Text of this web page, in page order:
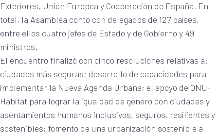
Exteriores, Unión Europea y Cooperación de España. En
total, la Asamblea contó con delegados de 127 países,
entre ellos cuatro jefes de Estado y de Gobierno y 49
ministros.
El encuentro finalizó con cinco resoluciones relativas a:
ciudades más seguras; desarrollo de capacidades para
implementar la Nueva Agenda Urbana; el apoyo de ONU-
Habitat para lograr la igualdad de género con ciudades y
asentamientos humanos inclusivos, seguros, resilientes y
sostenibles; fomento de una urbanización sostenible a